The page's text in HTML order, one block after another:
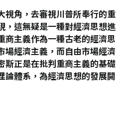
視角，去審視川普所奉行的重
，這無疑是一種對經濟思想進
商主義作為一種古老的經濟思
場經濟主義，而自由市場經濟
斯正是在批判重商主義的基礎
論體系，為經濟思想的發展開